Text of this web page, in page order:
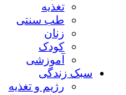
تغذیه
طب سنتی
زنان
کودک
آموزشی
سبک زندگی
رژیم و تغذیه